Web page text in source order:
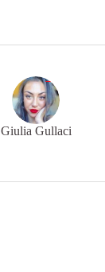
Giulia Gullaci